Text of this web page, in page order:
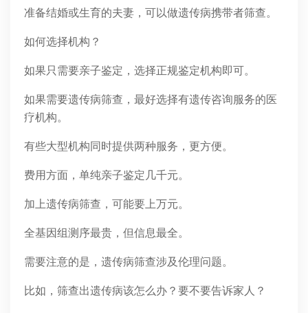
准备结婚或生育的夫妻，可以做遗传病携带者筛查。
如何选择机构？
如果只需要亲子鉴定，选择正规鉴定机构即可。
如果需要遗传病筛查，最好选择有遗传咨询服务的医
疗机构。
有些大型机构同时提供两种服务，更方便。
费用方面，单纯亲子鉴定几千元。
加上遗传病筛查，可能要上万元。
全基因组测序最贵，但信息最全。
需要注意的是，遗传病筛查涉及伦理问题。
比如，筛查出遗传病该怎么办？要不要告诉家人？